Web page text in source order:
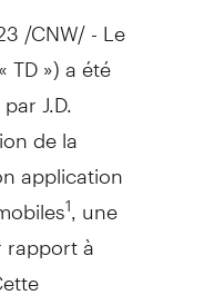
/CNW/ -Le
TD ») a été
J.D.
de la
application
1 , une
à